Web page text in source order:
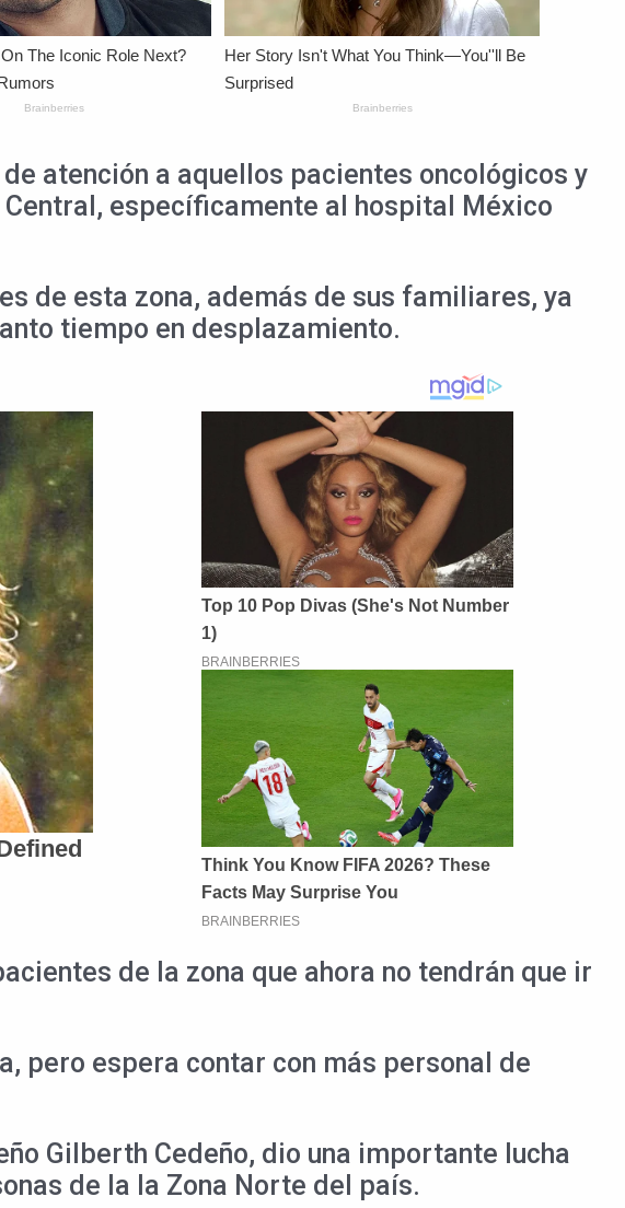
atención a aquellos pacientes oncológicos y
específicamente al hospital México
de esta zona, además de sus familiares, ya
tiempo en desplazamiento.
de la zona que ahora no tendrán que ir
pero espera contar con más personal de
Gilberth Cedeño, dio una importante lucha
de la la Zona Norte del país.